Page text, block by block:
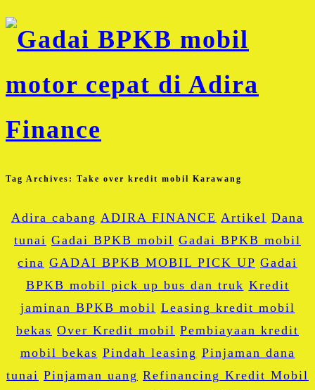
Tag Archives: Take over kredit mobil Karawang
Adira cabang ADIRA FINANCE Artikel Dana
tunai Gadai BPKB mobil Gadai BPKB mobil
cina GADAI BPKB MOBIL PICK UP Gadai
BPKB mobil pick up bus dan truk Kredit
jaminan BPKB mobil Leasing kredit mobil
bekas Over Kredit mobil Pembiayaan kredit
mobil bekas Pindah leasing Pinjaman dana
tunai Pinjaman uang Refinancing Kredit Mobil